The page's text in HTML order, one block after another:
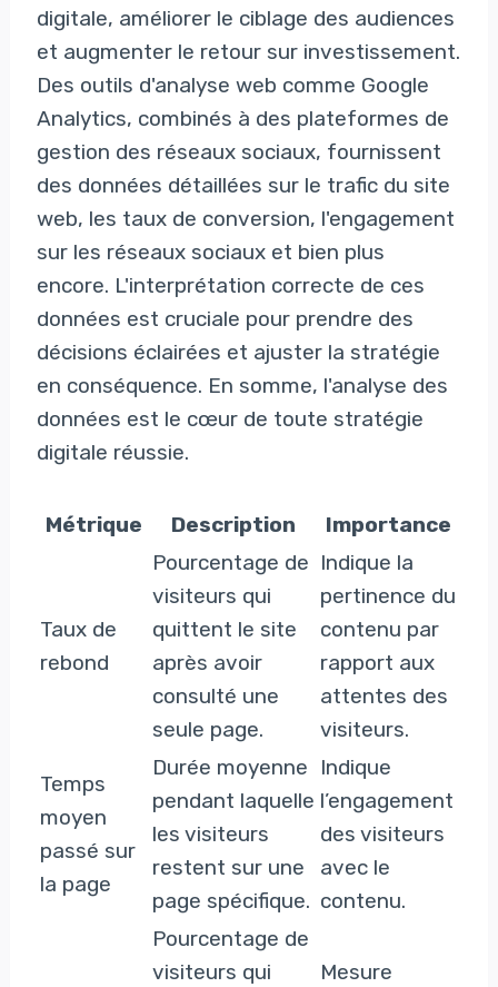
digitale, améliorer le ciblage des audiences
et augmenter le retour sur investissement.
Des outils d'analyse web comme Google
Analytics, combinés à des plateformes de
gestion des réseaux sociaux, fournissent
des données détaillées sur le trafic du site
web, les taux de conversion, l'engagement
sur les réseaux sociaux et bien plus
encore. L'interprétation correcte de ces
données est cruciale pour prendre des
décisions éclairées et ajuster la stratégie
en conséquence. En somme, l'analyse des
données est le cœur de toute stratégie
digitale réussie.
Métrique Description Importance
Taux de
rebond
Pourcentage de
visiteurs qui
quittent le site
après avoir
consulté une
seule page.
Indique la
pertinence du
contenu par
rapport aux
attentes des
visiteurs.
Temps
moyen
passé sur
la page
Durée moyenne
pendant laquelle
les visiteurs
restent sur une
page spécifique.
Indique
l’engagement
des visiteurs
avec le
contenu.
Pourcentage de
visiteurs qui
Mesure